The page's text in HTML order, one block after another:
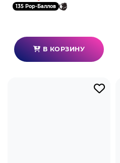
135 Pop-Баллов
В КОРЗИНУ